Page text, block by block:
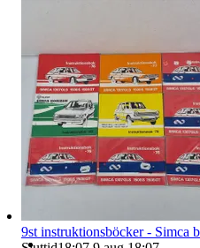
9st instruktionsböcker - Simca